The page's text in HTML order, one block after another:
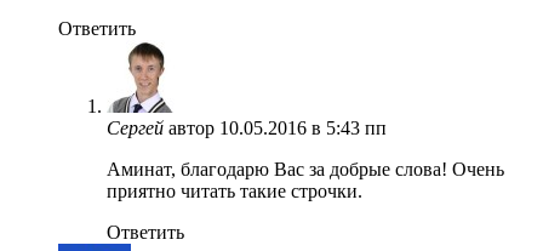
Ответить
Сергей автор 10.05.2016 в 5:43 пп
Аминат, благодарю Вас за добрые слова! Очень
приятно читать такие строчки.
Ответить